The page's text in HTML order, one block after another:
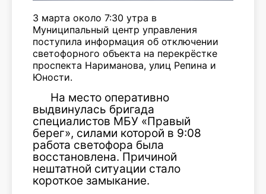
3 марта около 7:30 утра в
Муниципальный центр управления
поступила информация об отключении
светофорного объекта на перекрёстке
проспекта Нариманова, улиц Репина и
Юности.
На место оперативно
выдвинулась бригада
специалистов МБУ «Правый
берег», силами которой в 9:08
работа светофора была
восстановлена. Причиной
нештатной ситуации стало
короткое замыкание.